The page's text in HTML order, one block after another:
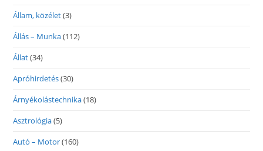
Állam, közélet(3)
Állás – Munka(112)
Állat(34)
Apróhirdetés(30)
Árnyékolástechnika(18)
Asztrológia(5)
Autó – Motor(160)